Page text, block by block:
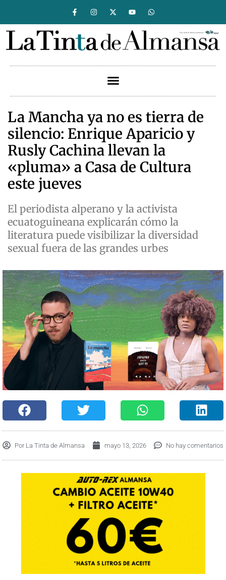
La Mancha ya no es tierra de
silencio: Enrique Aparicio y
Rusly Cachina llevan la
«pluma» a Casa de Cultura
este jueves
El periodista alperano y la activista
ecuatoguineana explicarán cómo la
literatura puede visibilizar la diversidad
sexual fuera de las grandes urbes
Por La Tinta de Almansa mayo 13, 2026 No hay comentarios